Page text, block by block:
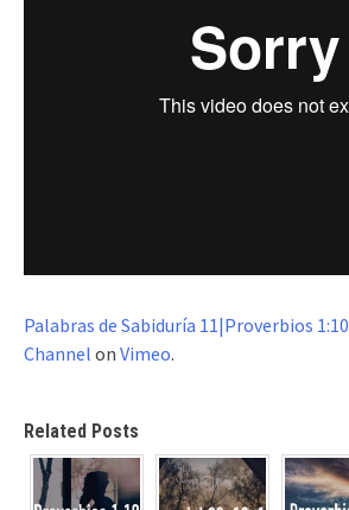
Palabras de Sabiduría 11|Proverbios 1:10
Channel on Vimeo.
Related Posts